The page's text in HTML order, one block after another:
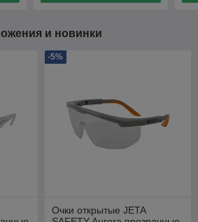
и новинки
-5%
Очки открытые JETA